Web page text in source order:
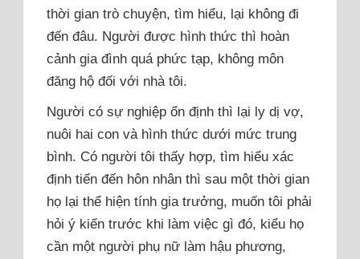
thời gian trò chuyện, tìm hiểu, lại không đi
đến đâu. Người được hình thức thì hoàn
cảnh gia đình quá phức tạp, không môn
đăng hộ đối với nhà tôi.
Người có sự nghiệp ổn định thì lại ly dị vợ,
nuôi hai con và hình thức dưới mức trung
bình. Có người tôi thấy hợp, tìm hiểu xác
định tiến đến hôn nhân thì sau một thời gian
họ lại thể hiện tính gia trưởng, muốn tôi phải
hỏi ý kiến trước khi làm việc gì đó, kiểu họ
cần một người phụ nữ làm hậu phương,